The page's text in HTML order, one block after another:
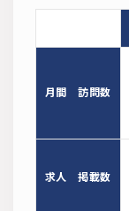
月間訪問数
求人掲載数